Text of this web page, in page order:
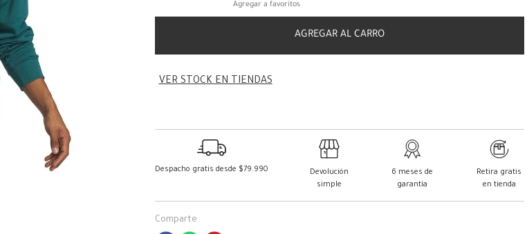
AGREGAR AL CARRO
VER STOCK EN TIENDAS
Despacho gratis desde $79.990
Devolución
simple
6 meses de
garantía
Retira gratis
en tienda
Comparte